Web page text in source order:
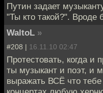
Путин задает
"Ты кто такой?". Вроде
WaltoL »
#208 | 16.11.10 02:47
Протестовать, когда и
ты музыкант и поэт, и
выражать ВСЁ что тебе